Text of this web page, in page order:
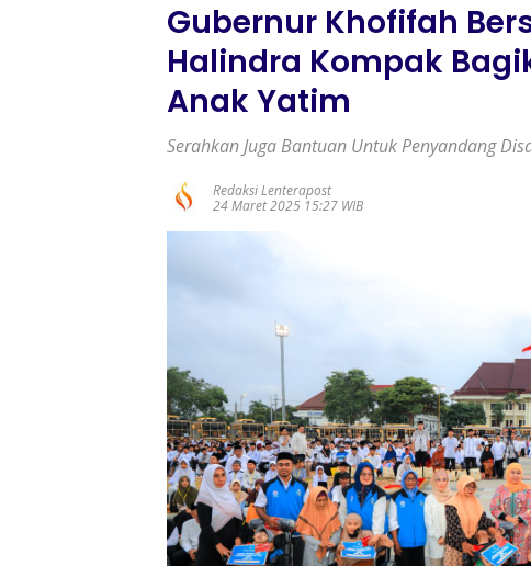
Gubernur Khofifah
Halindra Kompak
Anak Yatim
Serahkan Juga Bantuan Untuk Penyandang
Redaksi Lenterapost
24 Maret 2025 15:27 WIB